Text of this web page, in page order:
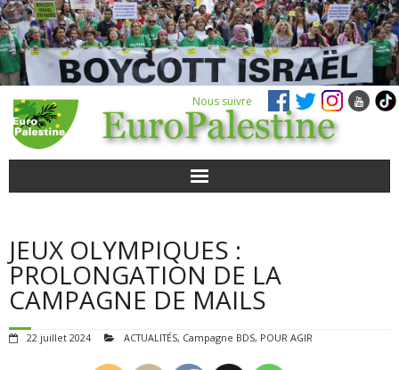
Nous suivre
POUR AGIR
AGENDA
VIDÉOS
JEUX OLYMPIQUES :
PROLONGATION DE LA
CAMPAGNE DE MAILS
22 juillet 2024 ACTUALITÉS, Campagne BDS, POUR AGIR